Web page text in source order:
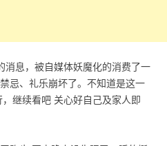
消息，被自媒体妖魔化的消费了一
忌、礼乐崩坏了。不知道是这一
继续看吧 关心好自己及家人即